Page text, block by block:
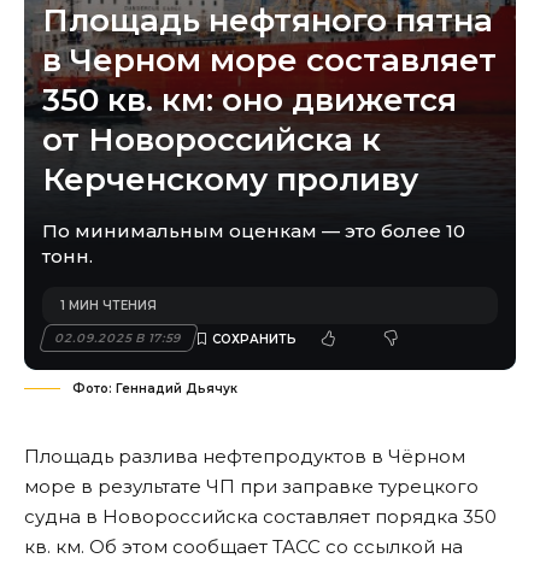
Площадь нефтяного пятна
в Черном море составляет
350 кв. км: оно движется
от Новороссийска к
Керченскому проливу
По минимальным оценкам — это более 10
тонн.
02.09.2025 В 17:59
1 МИН ЧТЕНИЯ
Фото: Геннадий Дьячук
Площадь разлива нефтепродуктов в Чёрном
море в результате ЧП при заправке турецкого
судна в Новороссийска составляет порядка 350
кв. км. Об этом сообщает ТАСС со ссылкой на